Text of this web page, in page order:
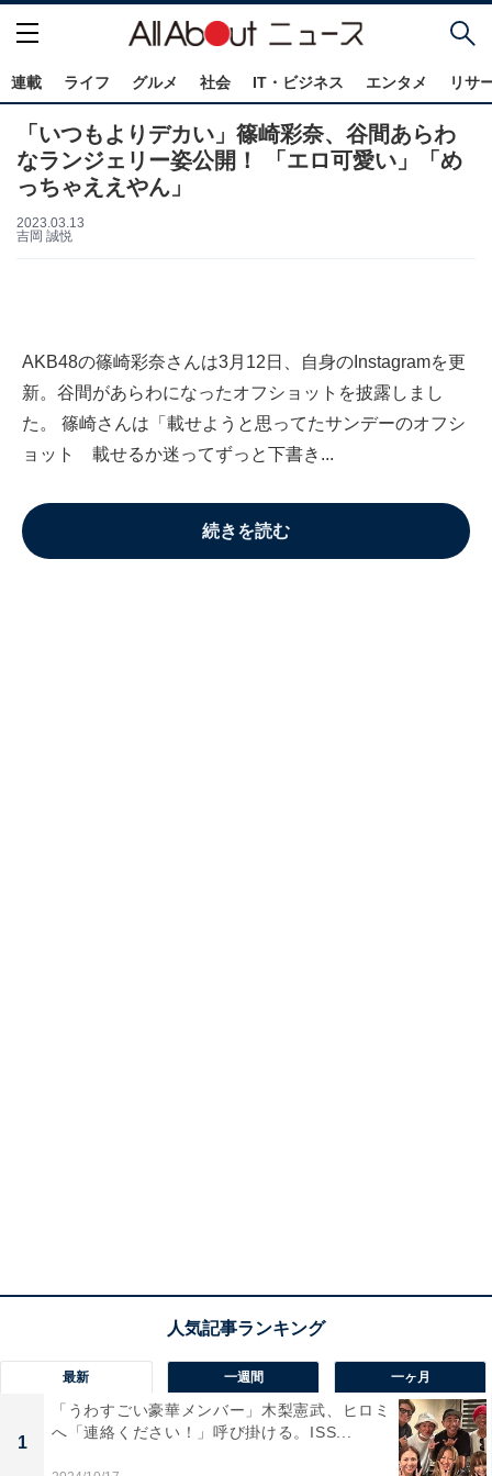
連載 ライフ グルメ 社会 IT・ビジネス エンタメ リサ
「いつもよりデカい」篠崎彩奈、谷間あらわ
なランジェリー姿公開！ 「エロ可愛い」「め
っちゃええやん」
2023.03.13
吉岡 誠悦
AKB48の篠崎彩奈さんは3月12日、自身のInstagramを更
新。谷間があらわになったオフショットを披露しまし
た。 篠崎さんは「載せようと思ってたサンデーのオフシ
ョット 載せるか迷ってずっと下書き...
続きを読む
最新 一週間 一ヶ月
1
「うわすごい豪華メンバー」木梨憲武、ヒロミ
へ「連絡ください！」呼び掛ける。ISS...